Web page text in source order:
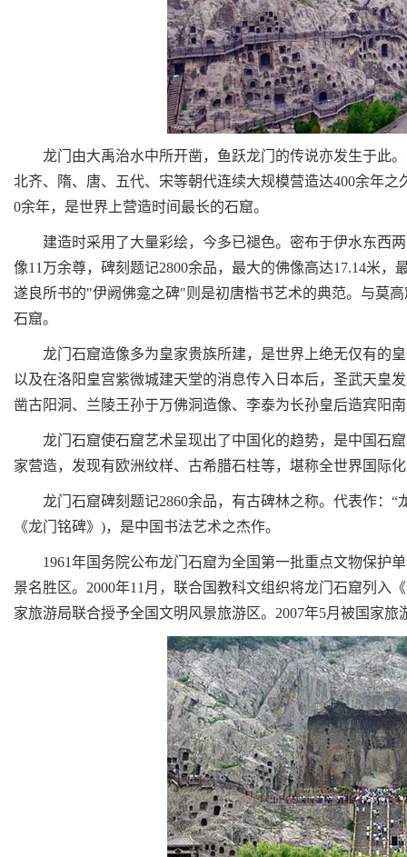
龙门由大禹治水中所开凿，鱼跃龙门的传说亦发生于此。
北齐、隋、唐、五代、宋等朝代连续大规模营造达400余年
0余年，是世界上营造时间最长的石窟。
建造时采用了大量彩绘，今多已褪色。密布于伊水东西两
像11万余尊，碑刻题记2800余品，最大的佛像高达17.14米
遂良所书的"伊阙佛龛之碑"则是初唐楷书艺术的典范。与莫
石窟。
龙门石窟造像多为皇家贵族所建，是世界上绝无仅有的皇
以及在洛阳皇宫紫微城建天堂的消息传入日本后，圣武天皇
凿古阳洞、兰陵王孙于万佛洞造像、李泰为长孙皇后造宾阳
龙门石窟使石窟艺术呈现出了中国化的趋势，是中国石窟
家营造，发现有欧洲纹样、古希腊石柱等，堪称全世界国际
龙门石窟碑刻题记2860余品，有古碑林之称。代表作：“
《龙门铭碑》)，是中国书法艺术之杰作。
1961年国务院公布龙门石窟为全国第一批重点文物保护单
景名胜区。2000年11月，联合国教科文组织将龙门石窟列入
家旅游局联合授予全国文明风景旅游区。2007年5月被国家